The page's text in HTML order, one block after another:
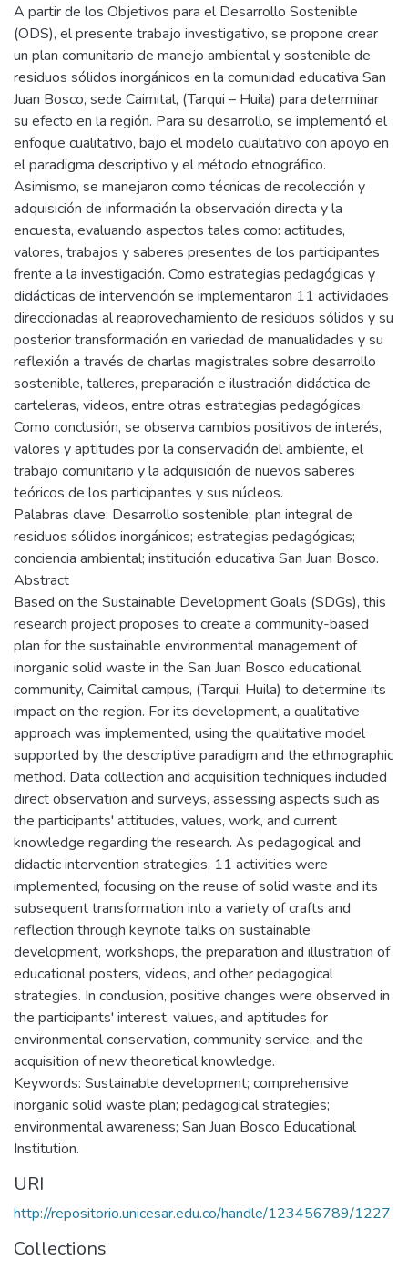
A partir de los Objetivos para el Desarrollo Sostenible
(ODS), el presente trabajo investigativo, se propone crear
un plan comunitario de manejo ambiental y sostenible de
residuos sólidos inorgánicos en la comunidad educativa San
Juan Bosco, sede Caimital, (Tarqui – Huila) para determinar
su efecto en la región. Para su desarrollo, se implementó el
enfoque cualitativo, bajo el modelo cualitativo con apoyo en
el paradigma descriptivo y el método etnográfico.
Asimismo, se manejaron como técnicas de recolección y
adquisición de información la observación directa y la
encuesta, evaluando aspectos tales como: actitudes,
valores, trabajos y saberes presentes de los participantes
frente a la investigación. Como estrategias pedagógicas y
didácticas de intervención se implementaron 11 actividades
direccionadas al reaprovechamiento de residuos sólidos y su
posterior transformación en variedad de manualidades y su
reflexión a través de charlas magistrales sobre desarrollo
sostenible, talleres, preparación e ilustración didáctica de
carteleras, videos, entre otras estrategias pedagógicas.
Como conclusión, se observa cambios positivos de interés,
valores y aptitudes por la conservación del ambiente, el
trabajo comunitario y la adquisición de nuevos saberes
teóricos de los participantes y sus núcleos.
Palabras clave: Desarrollo sostenible; plan integral de
residuos sólidos inorgánicos; estrategias pedagógicas;
conciencia ambiental; institución educativa San Juan Bosco.
Abstract
Based on the Sustainable Development Goals (SDGs), this
research project proposes to create a community-based
plan for the sustainable environmental management of
inorganic solid waste in the San Juan Bosco educational
community, Caimital campus, (Tarqui, Huila) to determine its
impact on the region. For its development, a qualitative
approach was implemented, using the qualitative model
supported by the descriptive paradigm and the ethnographic
method. Data collection and acquisition techniques included
direct observation and surveys, assessing aspects such as
the participants' attitudes, values, work, and current
knowledge regarding the research. As pedagogical and
didactic intervention strategies, 11 activities were
implemented, focusing on the reuse of solid waste and its
subsequent transformation into a variety of crafts and
reflection through keynote talks on sustainable
development, workshops, the preparation and illustration of
educational posters, videos, and other pedagogical
strategies. In conclusion, positive changes were observed in
the participants' interest, values, and aptitudes for
environmental conservation, community service, and the
acquisition of new theoretical knowledge.
Keywords: Sustainable development; comprehensive
inorganic solid waste plan; pedagogical strategies;
environmental awareness; San Juan Bosco Educational
Institution.
URI
http://repositorio.unicesar.edu.co/handle/123456789/1227
Collections